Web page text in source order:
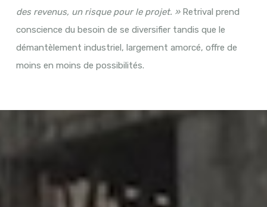
des revenus, un risque pour le projet. » Retrival prend
conscience du besoin de se diversifier tandis que le
démantèlement industriel, largement amorcé, offre de
moins en moins de possibilités.